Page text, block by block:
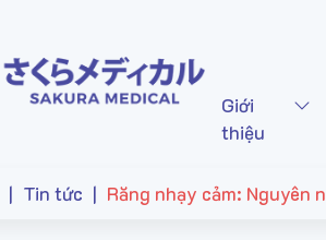
Giới
thiệu
| Tin tức | Răng nhạy cảm: Nguyên